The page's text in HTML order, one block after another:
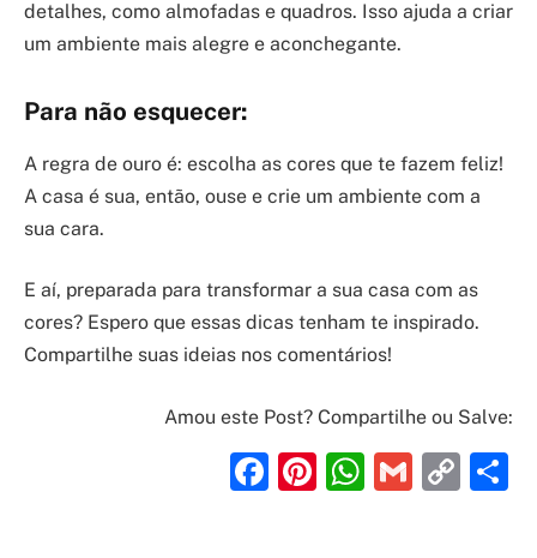
detalhes, como almofadas e quadros. Isso ajuda a criar
um ambiente mais alegre e aconchegante.
Para não esquecer:
A regra de ouro é: escolha as cores que te fazem feliz!
A casa é sua, então, ouse e crie um ambiente com a
sua cara.
E aí, preparada para transformar a sua casa com as
cores? Espero que essas dicas tenham te inspirado.
Compartilhe suas ideias nos comentários!
Amou este Post? Compartilhe ou Salve:
Facebook
Pinterest
Gmail